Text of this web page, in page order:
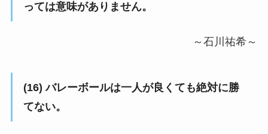
っては意味がありません。
～石川祐希～
(16) バレーボールは一人が良くても絶対に勝
てない。